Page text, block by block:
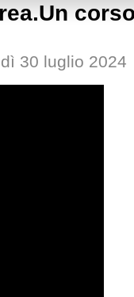
30 luglio 2024